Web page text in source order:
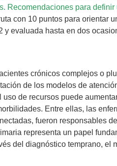
Recomendaciones para definir
con 10 puntos para orientar
evaluada hasta en dos
crónicos complejos o
de los modelos de
de recursos puede
Entre ellas, las
fueron responsables
representa un papel
del diagnóstico temprano, el